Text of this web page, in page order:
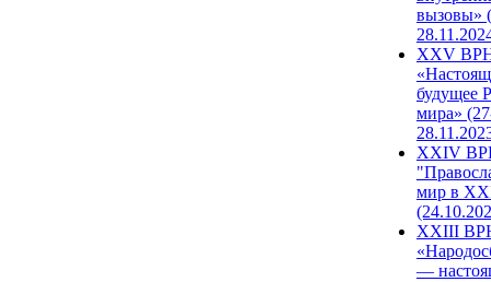
вызовы»
XXV
будущее
мира»
XXIV
мир в
XXIII
—